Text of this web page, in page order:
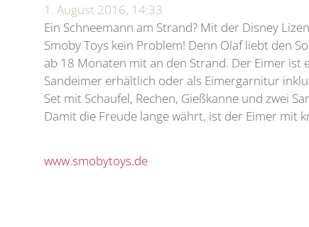
1. August 2016, 14:33
Ein Schneemann am Strand? Mit der Disney
Smoby Toys kein Problem! Denn Olaf liebt den
ab 18 Monaten mit an den Strand. Der Eimer ist
Sandeimer erhältlich oder als Eimergarnitur
Set mit Schaufel, Rechen, Gießkanne und zwei
Damit die Freude lange währt, ist der Eimer mit
www.smobytoys.de